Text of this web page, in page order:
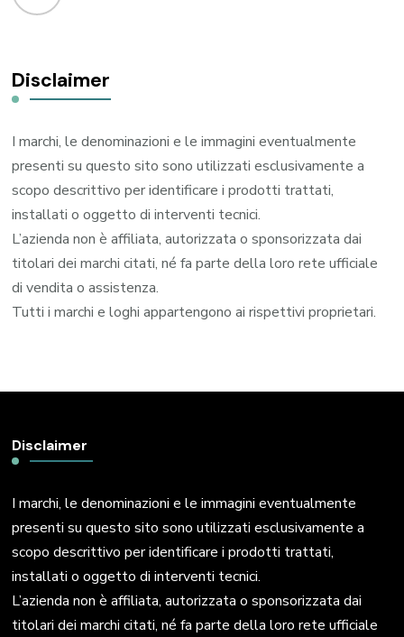
Disclaimer
I marchi, le denominazioni e le immagini eventualmente
presenti su questo sito sono utilizzati esclusivamente a
scopo descrittivo per identificare i prodotti trattati,
installati o oggetto di interventi tecnici.
L’azienda non è affiliata, autorizzata o sponsorizzata dai
titolari dei marchi citati, né fa parte della loro rete ufficiale
di vendita o assistenza.
Tutti i marchi e loghi appartengono ai rispettivi proprietari.
Disclaimer
I marchi, le denominazioni e le immagini eventualmente
presenti su questo sito sono utilizzati esclusivamente a
scopo descrittivo per identificare i prodotti trattati,
installati o oggetto di interventi tecnici.
L’azienda non è affiliata, autorizzata o sponsorizzata dai
titolari dei marchi citati, né fa parte della loro rete ufficiale